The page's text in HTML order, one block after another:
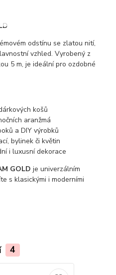
odstínu se zlatou nití,
vzhled. Vyrobený z
5 m, je ideální pro ozdobné
košů
aranžmá
a DIY výrobků
bylinek či květin
i luxusní dekorace
GOLD je univerzálním
s klasickými i moderními
4